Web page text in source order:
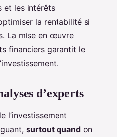
et les intérêts
la rentabilité si
La mise en œuvre
financiers garantit le
d’experts
l’investissement
surtout quand on